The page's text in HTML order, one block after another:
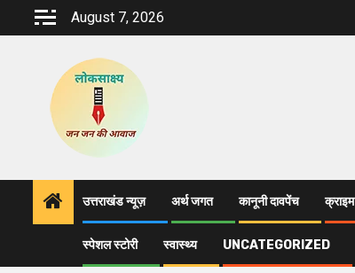
August 7, 2026
उत्तराखंड न्यूज़ अर्थ जगत कानूनी दावपेंच क्राइम
स्पेशल स्टोरी स्वास्थ्य UNCATEGORIZED